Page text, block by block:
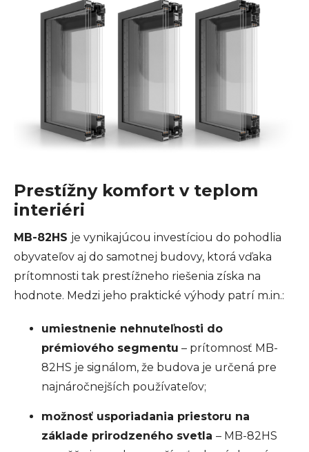
Prestížny komfort v teplom
interiéri
MB-82HS je vynikajúcou investíciou do pohodlia
obyvateľov aj do samotnej budovy, ktorá vďaka
prítomnosti tak prestížneho riešenia získa na
hodnote. Medzi jeho praktické výhody patrí m.in.:
umiestnenie nehnuteľnosti do
prémiového segmentu – prítomnosť MB-
82HS je signálom, že budova je určená pre
najnáročnejších používateľov;
možnosť usporiadania priestoru na
základe prirodzeného svetla – MB-82HS